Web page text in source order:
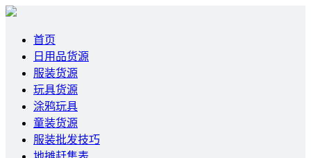
首页
日用品货源
服装货源
玩具货源
涂鸦玩具
童装货源
服装批发技巧